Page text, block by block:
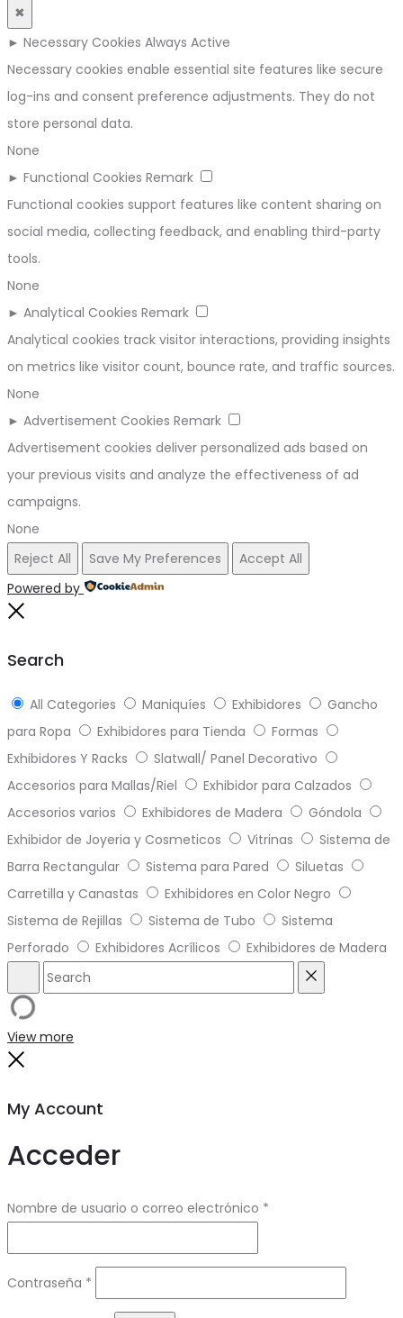
✖
► Necessary Cookies Always Active
Necessary cookies enable essential site features like secure
log-ins and consent preference adjustments. They do not
store personal data.
None
► Functional Cookies Remark
Functional cookies support features like content sharing on
social media, collecting feedback, and enabling third-party
tools.
None
► Analytical Cookies Remark
Analytical cookies track visitor interactions, providing insights
on metrics like visitor count, bounce rate, and traffic sources.
None
► Advertisement Cookies Remark
Advertisement cookies deliver personalized ads based on
your previous visits and analyze the effectiveness of ad
campaigns.
None
Reject All
Save My Preferences
Accept All
Powered by
Search
All Categories Maniquíes Exhibidores
Gancho
para Ropa
Exhibidores para Tienda
Formas
Exhibidores Y Racks
Slatwall/ Panel Decorativo
Accesorios para Mallas/Riel
Exhibidor para Calzados
Accesorios varios
Exhibidores de Madera
Góndola
Exhibidor de Joyeria y Cosmeticos
Vitrinas
Sistema de
Barra Rectangular
Sistema para Pared
Siluetas
Carretilla y Canastas
Exhibidores en Color Negro
Sistema de Rejillas
Sistema de Tubo
Sistema
Perforado
Exhibidores Acrílicos Exhibidores de Madera
Search
View more
My Account
Acceder
Nombre de usuario o correo electrónico *
Contraseña *